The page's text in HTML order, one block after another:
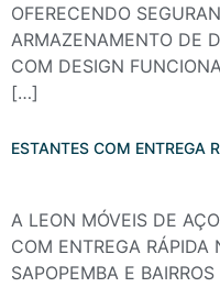
OFERECENDO
ARMAZENAMENTO DE
COM DESIGN
[…]
ESTANTES COM ENTREGA
A LEON MÓVEIS DE
COM ENTREGA RÁPIDA
SAPOPEMBA E